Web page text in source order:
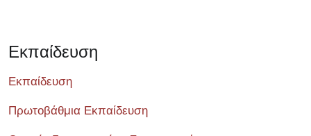
Εκπαίδευση
Εκπαίδευση
Πρωτοβάθμια Εκπαίδευση